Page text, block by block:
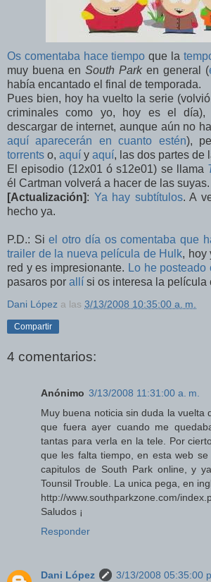
Os comentaba hace tiempo que la
muy buena en South Parken general (
había encantado el final de temporada.
Pues bien, hoy ha vuelto la serie
criminales como yo, hoy es el
descargar de internet, aunque aún no
aquí aparecerán en cuanto estén),
torrents o, aquí y aquí, las dos partes de
El episodio (12x01 ó s12e01) se llama
él Cartman volverá a hacer de las suyas.
[Actualización]: Ya hay subtítulos. A
hecho ya.
P.D.: Siel otro día os comentaba que
trailer de la nueva película de Hulk, hoy
red y es impresionante. Lo he posteado
pasaros por allí si os interesa la película
Dani López a las 3/13/2008 10:35:00 a. m.
Compartir
4 comentarios:
Anónimo 3/13/2008 11:31:00 a. m.
Muy buena noticia sin duda la vuelta
que fuera ayer cuando me
tantas para verla en la tele. Por
que les falta tiempo, en esta web
capitulos de South Park online, y
Tounsil Trouble. La unica pega, en
http://www.southparkzone.com/
Saludos ¡
Responder
Dani López
3/13/2008 05:35:00